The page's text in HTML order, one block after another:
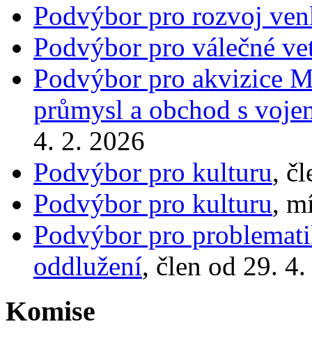
Podvýbor pro rozvoj
Podvýbor pro válečné
Podvýbor pro akvizice
průmysl a obchod s
4. 2. 2026
Podvýbor pro kulturu,
Podvýbor pro kulturu,
Podvýbor pro
oddlužení, člen od 29.
Komise